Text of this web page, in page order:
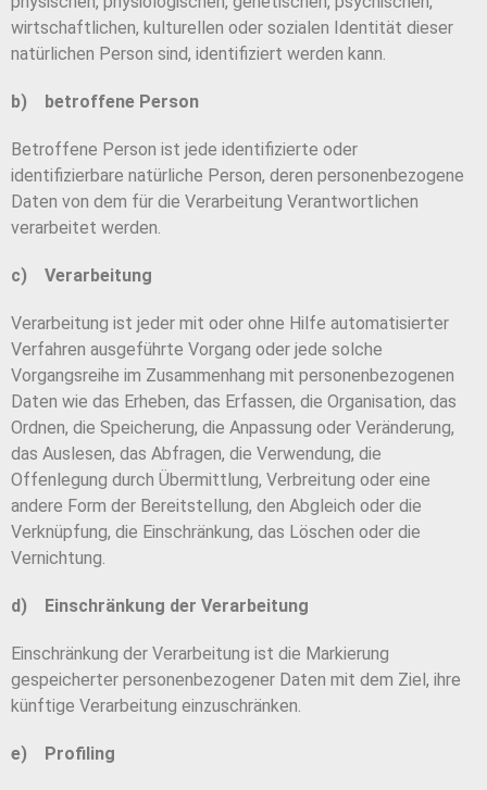
wirtschaftlichen, kulturellen oder sozialen Identität dieser
natürlichen Person sind, identifiziert werden kann.
b) betroffene Person
Betroffene Person ist jede identifizierte oder
identifizierbare natürliche Person, deren personenbezogene
Daten von dem für die Verarbeitung Verantwortlichen
verarbeitet werden.
c) Verarbeitung
Verarbeitung ist jeder mit oder ohne Hilfe automatisierter
Verfahren ausgeführte Vorgang oder jede solche
Vorgangsreihe im Zusammenhang mit personenbezogenen
Daten wie das Erheben, das Erfassen, die Organisation, das
Ordnen, die Speicherung, die Anpassung oder Veränderung,
das Auslesen, das Abfragen, die Verwendung, die
Offenlegung durch Übermittlung, Verbreitung oder eine
andere Form der Bereitstellung, den Abgleich oder die
Verknüpfung, die Einschränkung, das Löschen oder die
Vernichtung.
d) Einschränkung der Verarbeitung
Einschränkung der Verarbeitung ist die Markierung
gespeicherter personenbezogener Daten mit dem Ziel, ihre
künftige Verarbeitung einzuschränken.
e) Profiling